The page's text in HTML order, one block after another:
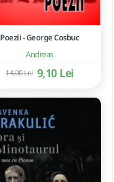
Andreas
Poezii - George Cosbuc
9,10 Lei
14,00 Lei